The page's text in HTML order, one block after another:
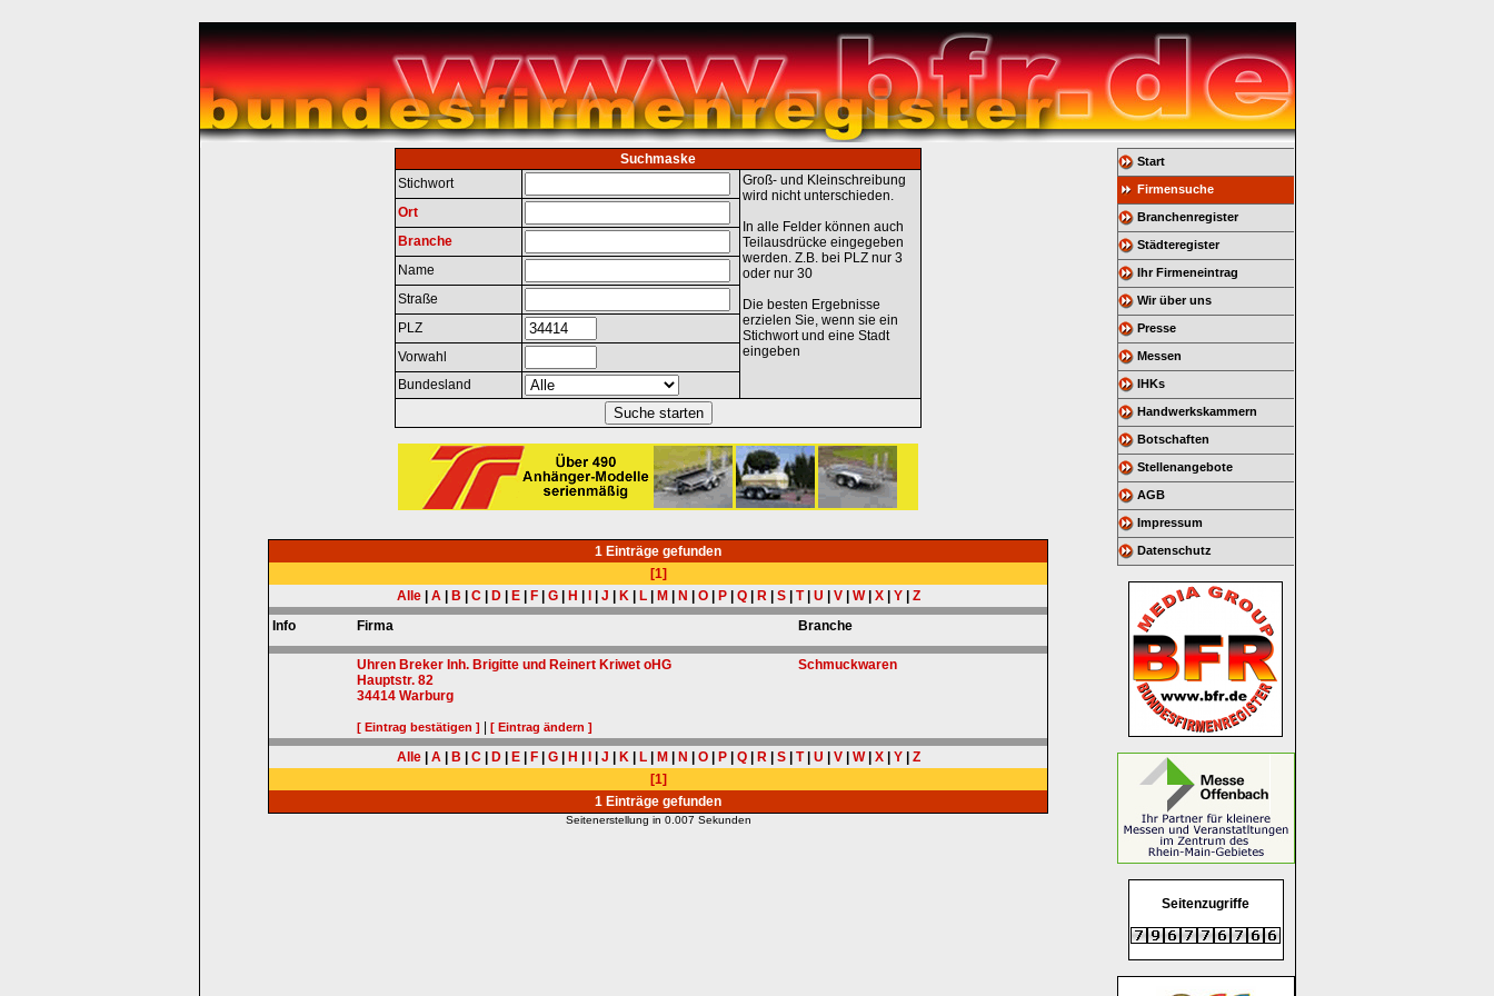
Suchmaske
Stichwort
Groß- und Kleinschreibung
wird nicht unterschieden.
In alle Felder können auch
Teilausdrücke eingegeben
werden. Z.B. bei PLZ nur 3
oder nur 30
Die besten Ergebnisse
erzielen Sie, wenn sie ein
Stichwort und eine Stadt
eingeben
Ort
Branche
Name
Straße
PLZ
Vorwahl
Bundesland
1 Einträge gefunden
[1]
Alle| A| B C| D| E| F| G| H J K| L| M N O| P| Q| R| S| T| U V| W| X| Y| Z
Info
Firma Branche
Uhren Breker Inh. Brigitte und Reinert Kriwet oHG
Hauptstr. 82
34414 Warburg
[ Eintrag bestätigen ] [ Eintrag ändern ]
Schmuckwaren
Alle| A| B C| D| E| F| G| H J K| L| M N O| P| Q| R| S| T| U V| W| X| Y| Z
[1]
1 Einträge gefunden
Seitenerstellung in 0.007 Sekunden
Start
Firmensuche
Branchenregister
Städteregister
Ihr Firmeneintrag
Wir über uns
Presse
Messen
IHKs
Handwerkskammern
Botschaften
Stellenangebote
AGB
Impressum
Datenschutz
Seitenzugriffe